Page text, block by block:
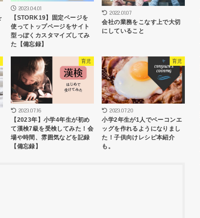
2023.04.01
【STORK19】固定ページを
使ってトップページをサイト
型っぽくカスタマイズしてみ
た【備忘録】
2022.01.07
会社の業務をこなす上で大切
にしていること
育児
2023.07.16
【2023年】小学4年生が初め
て漢検7級を受検してみた！会
場や時間、雰囲気などを記録
【備忘録】
育児
2023.07.20
小学2年生が1人でベーコンエ
ッグを作れるようになりまし
た！子供向けレシピ本紹介
も。